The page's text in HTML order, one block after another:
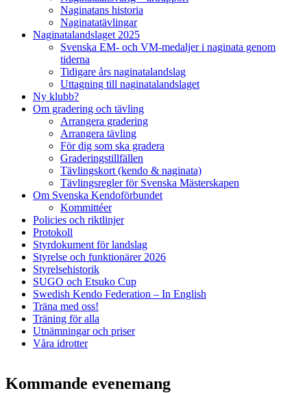
Naginatans historia
Naginatatävlingar
Naginatalandslaget 2025
Svenska EM- och VM-medaljer i naginata genom
tiderna
Tidigare års naginatalandslag
Uttagning till naginatalandslaget
Ny klubb?
Om gradering och tävling
Arrangera gradering
Arrangera tävling
För dig som ska gradera
Graderingstillfällen
Tävlingskort (kendo & naginata)
Tävlingsregler för Svenska Mästerskapen
Om Svenska Kendoförbundet
Kommittéer
Policies och riktlinjer
Protokoll
Styrdokument för landslag
Styrelse och funktionärer 2026
Styrelsehistorik
SUGO och Etsuko Cup
Swedish Kendo Federation – In English
Träna med oss!
Träning för alla
Utnämningar och priser
Våra idrotter
Kommande evenemang